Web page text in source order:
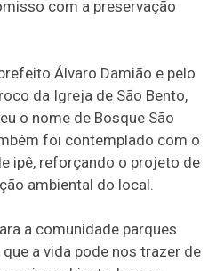
com a preservação
Álvaro Damião e pelo
da Igreja de São Bento,
o nome de Bosque São
foi contemplado com o
ipê, reforçando o projeto de
ambiental do local.
a comunidade parques
a vida pode nos trazer de